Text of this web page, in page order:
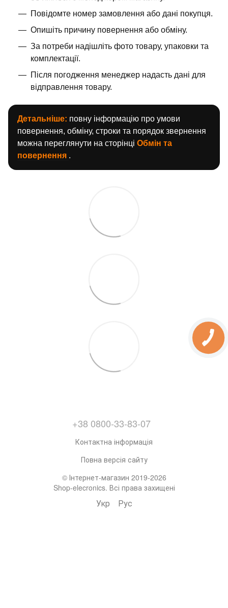
Повідомте номер замовлення або дані покупця.
Опишіть причину повернення або обміну.
За потреби надішліть фото товару, упаковки та
комплектації.
Після погодження менеджер надасть дані для
відправлення товару.
Детальніше: повну інформацію про умови
повернення, обміну, строки та порядок звернення
можна переглянути на сторінці Обмін та
повернення .
+38 0800-33-83-07
Контактна інформація
Повна версія сайту
© Інтернет-магазин 2019-2026
Shop-elecronics. Всі права захищені
Укр Рус